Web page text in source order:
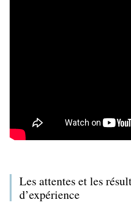
Les attentes et les
d’expérience